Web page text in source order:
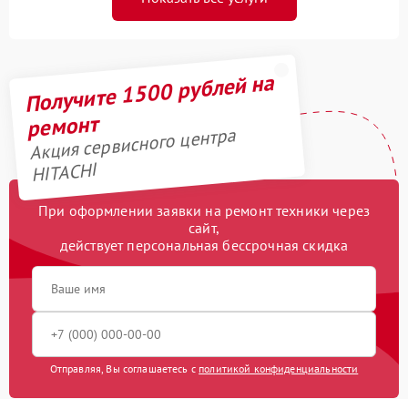
Получите 1500 рублей на
ремонт
Акция сервисного центра
HITACHI
При оформлении заявки на ремонт техники через
сайт,
действует персональная бессрочная скидка
Отправляя, Вы соглашаетесь с политикой конфиденциальности